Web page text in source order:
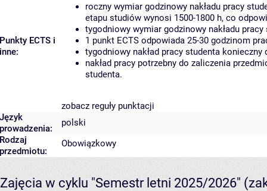
Punkty ECTS i
inne:
roczny wymiar godzinowy nakładu pracy
etapu studiów wynosi 1500-1800 h, co
tygodniowy wymiar godzinowy nakładu
1 punkt ECTS odpowiada 25-30 godzinom
tygodniowy nakład pracy studenta
nakład pracy potrzebny do zaliczenia
studenta.
zobacz reguły punktacji
Język
prowadzenia:
polski
Rodzaj
przedmiotu:
Obowiązkowy
Zajęcia w cyklu "Semestr letni 2025/2026"